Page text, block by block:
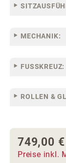
MECHANIK:
FUSSKREUZ:
ROLLEN &
Regulärer
749,00 €
Preise inkl.